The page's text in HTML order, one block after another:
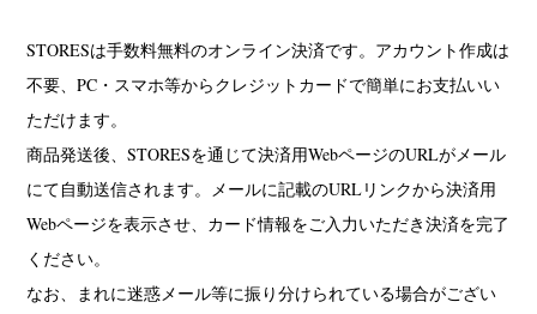
STORESは手数料無料のオンライン決済です。アカウント作成は
不要、PC・スマホ等からクレジットカードで簡単にお支払いい
ただけます。
商品発送後、STORESを通じて決済用WebページのURLがメール
にて自動送信されます。メールに記載のURLリンクから決済用
Webページを表示させ、カード情報をご入力いただき決済を完了
ください。
なお、まれに迷惑メール等に振り分けられている場合がござい